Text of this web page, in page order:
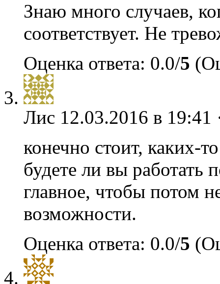
Знаю много случаев,
соответствует. Не
Оценка ответа: 0.0/5
Лис 12.03.2016 в 19:41
конечно стоит, каких-
будете ли вы работать
главное, чтобы потом
возможности.
Оценка ответа: 0.0/5